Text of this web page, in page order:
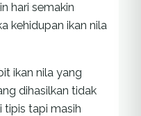
hari semakin
kehidupan ikan nila
ikan nila yang
dihasilkan tidak
tipis tapi masih